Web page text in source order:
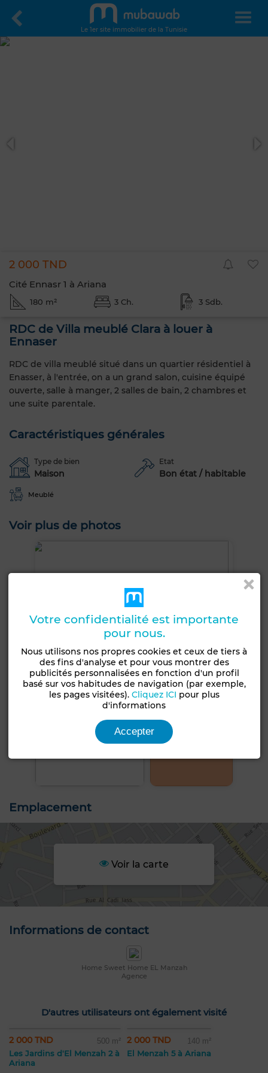
Le 1er site immobilier de la Tunisie
2 000 TND
Cité Ennasr 1 à Ariana
180 m² 3 Ch. 3 Sdb.
RDC de Villa meublé Clara à louer à
Ennaser
RDC de villa meublé situé dans un quartier résidentiel à
Enasser, à l'entrée, on a un grand salon, cuisine équipé
ouverte, salle à manger, 2 salles de bain, 2 chambres et
une suite parentale.
Caractéristiques générales
Type de bien
Maison
Etat
Bon état / habitable
Meublé
Voir plus de photos
+10 PHOTOS
Emplacement
Voir la carte
Informations de contact
Home Sweet Home EL Manzah
Agence
D'autres utilisateurs ont également visité
2 000 TND 500 m²
Les Jardins d'El Menzah 2 à
Ariana
2 000 TND 140 m²
El Menzah 5 à Ariana
Votre confidentialité est importante
pour nous.
Nous utilisons nos propres cookies et ceux de tiers à
des fins d'analyse et pour vous montrer des
publicités personnalisées en fonction d'un profil
basé sur vos habitudes de navigation (par exemple,
les pages visitées). Cliquez ICI pour plus
d'informations
Accepter